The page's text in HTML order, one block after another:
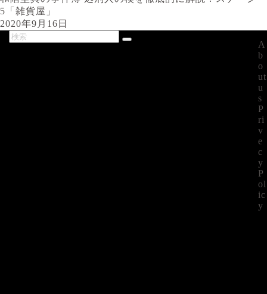
5「雑貨屋」
2020年9月16日
A
b
o
ut
u
s
P
ri
v
e
c
y
P
ol
ic
y